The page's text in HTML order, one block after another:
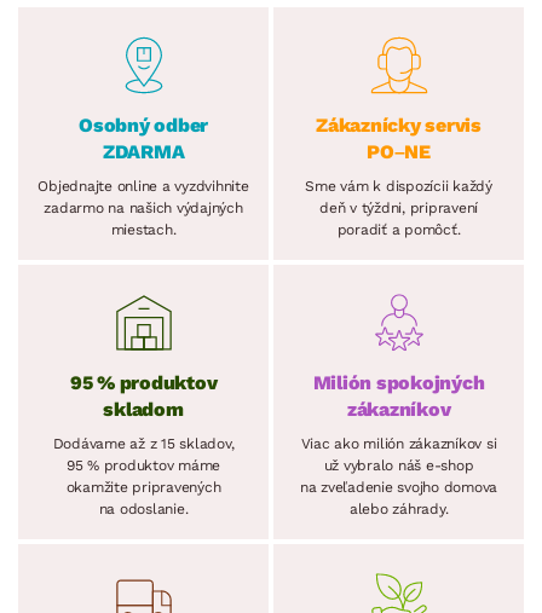
Osobný odber
ZDARMA
Objednajte online a vyzdvihnite
zadarmo na našich výdajných
miestach.
Zákaznícky servis
PO–NE
Sme vám k dispozícii každý
deň v týždni, pripravení
poradiť a pomôcť.
95 % produktov
skladom
Dodávame až z 15 skladov,
95 % produktov máme
okamžite pripravených
na odoslanie.
Milión spokojných
zákazníkov
Viac ako milión zákazníkov si
už vybralo náš e-shop
na zveľadenie svojho domova
alebo záhrady.